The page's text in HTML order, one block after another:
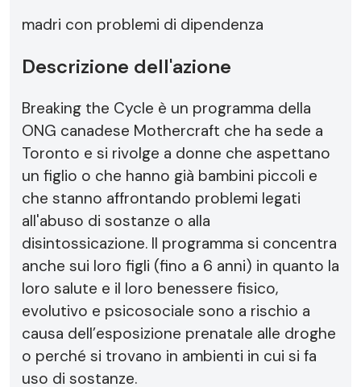
madri con problemi di dipendenza
Descrizione dell'azione
Breaking the Cycle è un programma della
ONG canadese Mothercraft che ha sede a
Toronto e si rivolge a donne che aspettano
un figlio o che hanno già bambini piccoli e
che stanno affrontando problemi legati
all'abuso di sostanze o alla
disintossicazione. Il programma si concentra
anche sui loro figli (fino a 6 anni) in quanto la
loro salute e il loro benessere fisico,
evolutivo e psicosociale sono a rischio a
causa dell’esposizione prenatale alle droghe
o perché si trovano in ambienti in cui si fa
uso di sostanze.